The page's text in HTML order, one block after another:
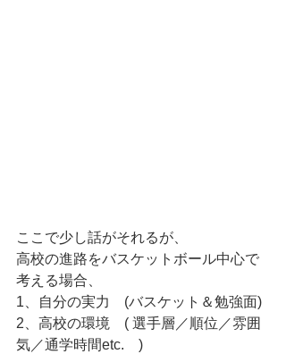
ここで少し話がそれるが、
高校の進路をバスケットボール中心で
考える場合、
1、自分の実力　(バスケット＆勉強面)
2、高校の環境　( 選手層／順位／雰囲
気／通学時間etc.　)